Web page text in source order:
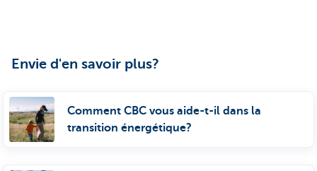
Envie d'en savoir plus?
Comment CBC vous aide-t-il dans la
transition énergétique?